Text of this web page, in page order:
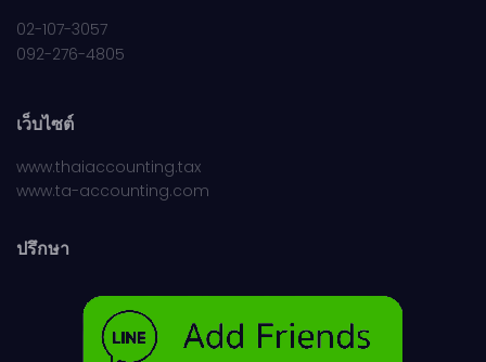
02-107-3057
092-276-4805
เว็บไซต์
www.thaiaccounting.tax
www.ta-accounting.com
ปรึกษา